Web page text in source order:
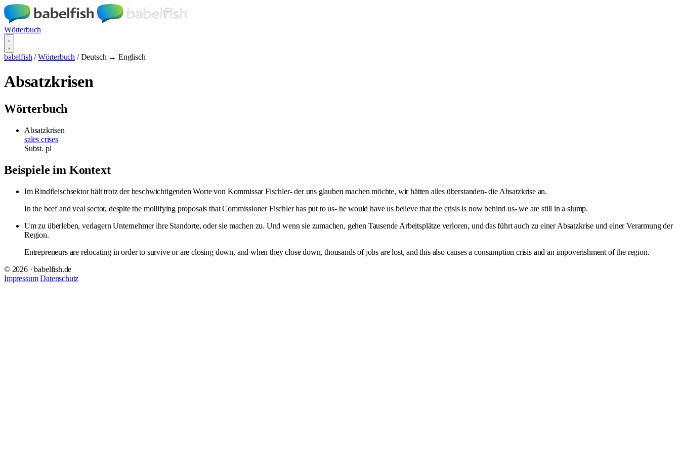
Wörterbuch
babelfish / Wörterbuch / Deutsch → Englisch
Absatzkrisen
Wörterbuch
Absatzkrisen
sales crises
Subst. pl
Beispiele im Kontext
Im Rindfleischsektor hält trotz der beschwichtigenden Worte von Kommissar Fischler- der uns glauben machen möchte, wir hätten alles überstanden- die Absatzkrise an.
In the beef and veal sector, despite the mollifying proposals that Commissioner Fischler has put to us- he would have us believe that the crisis is now behind us- we are still in a slump.
Um zu überleben, verlagern Unternehmer ihre Standorte, oder sie machen zu. Und wenn sie zumachen, gehen Tausende Arbeitsplätze verloren, und das führt auch zu einer Absatzkrise und einer Verarmung der
Region.
Entrepreneurs are relocating in order to survive or are closing down, and when they close down, thousands of jobs are lost, and this also causes a consumption crisis and an impoverishment of the region.
© 2026 · babelfish.de
Impressum Datenschutz